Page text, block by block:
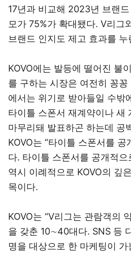
17년과 비교해 2023년 브랜
모가 75%가 확대됐다. V리그
브랜드 인지도 제고 효과를
KOVO에는 발등에 떨어진 불
를 구하는 시장은 여전히 꽁
에서는 위기로 받아들일 수밖
타이틀 스폰서 재계약이나 새
마무리돼 발표하곤 하는데 공
KOVO는 “타이틀 스폰서를 공
다. 타이틀 스폰서를 공개적으
역시 이례적으로 KOVO의 깊
목이다.
KOVO는 “V리그는 관람객의
을 갖춘 10∼40대다. SNS 등
명을 대상으로 한 마케팅이